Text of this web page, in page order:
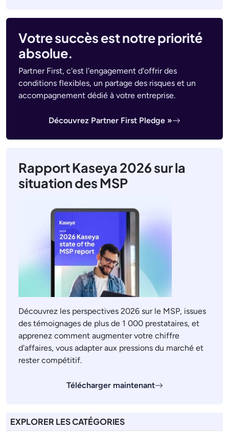
Votre succès est notre priorité
absolue.
Partner First, c'est l'engagement d'offrir des
conditions flexibles, un partage des risques et un
accompagnement dédié à votre entreprise.
Découvrez Partner First Pledge »
Rapport Kaseya 2026 sur la
situation des MSP
Découvrez les perspectives 2026 sur le MSP, issues
des témoignages de plus de 1 000 prestataires, et
apprenez comment augmenter votre chiffre
d'affaires, vous adapter aux pressions du marché et
rester compétitif.
Télécharger maintenant
EXPLORER LES CATÉGORIES